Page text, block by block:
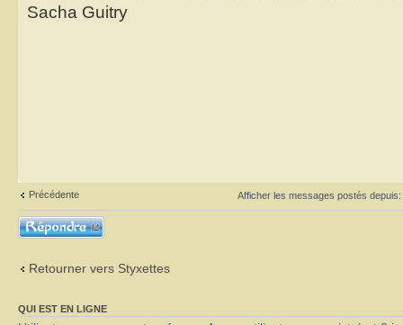
Sacha Guitry
Précédente Afficher les messages postés depuis:
Répondre
Retourner vers Styxettes
QUI EST EN LIGNE